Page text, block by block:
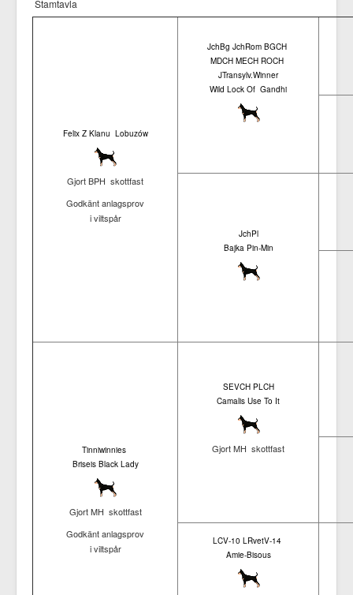
Stamtavla
Felix Z Klanu Lobuzów
Gjort BPH skottfast
Godkänt anlagsprov
i viltspår
JchBg JchRom BGCH
MDCH MECH ROCH
JTransylv.Winner
Wild Lock Of Gandhi
JchPl
Bajka Pin-Min
Tinniwinnies
Briseis Black Lady
Gjort MH skottfast
Godkänt anlagsprov
i viltspår
SEVCH PLCH
Camalis Use To It
Gjort MH skottfast
LCV-10 LRvetV-14
Amie-Bisous